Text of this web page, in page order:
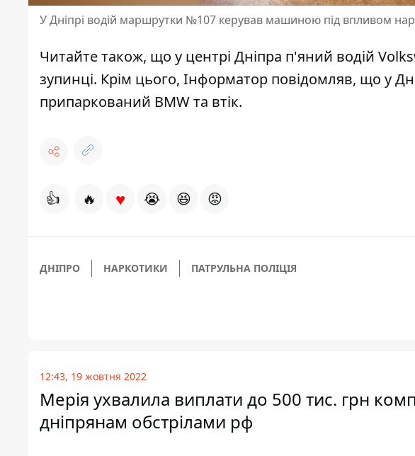
У Дніпрі водій маршрутки №107 керував машиною під впливом
Читайте також, що у центрі Дніпра п'яний водій
зупинці. Крім цього, Інформатор повідомляв, що у
припаркований BMW та втік.
👍 🔥 ♥ 😭 😆 😡
ДНІПРО НАРКОТИКИ ПАТРУЛЬНА ПОЛІЦІЯ
12:43, 19 жовтня 2022
Мерія ухвалила виплати до 500 тис. грн
дніпрянам обстрілами рф